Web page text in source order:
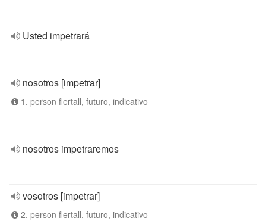
Usted impetrará
nosotros [impetrar]
1. person flertall, futuro, indicativo
nosotros impetraremos
vosotros [impetrar]
2. person flertall, futuro, indicativo